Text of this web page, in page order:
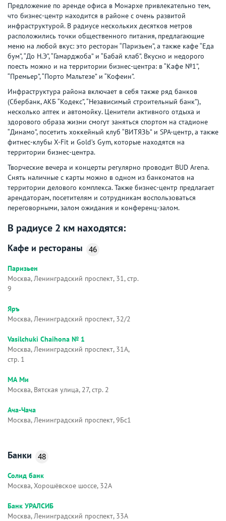
Предложение по аренде офиса в Монархе привлекательно тем,
что бизнес-центр находится в районе с очень развитой
инфраструктурой. В радиусе нескольких десятков метров
расположились точки общественного питания, предлагающие
меню на любой вкус: это ресторан “Паризьен”, а также кафе “Еда
бум”, “До Н.Э”, “Гамарджоба” и “Бабай клаб”. Вкусно и недорого
поесть можно и на территории бизнес-центра: в “Кафе №1”,
“Премьер”, “Порто Мальтезе” и “Кофеин”.
Инфраструктура района включает в себя также ряд банков
(Сбербанк, АКБ “Кодекс”, “Независимый строительный банк”),
несколько аптек и автомойку. Ценители активного отдыха и
здорового образа жизни смогут заняться спортом на стадионе
“Динамо”, посетить хоккейный клуб “ВИТЯЗЬ” и SPA-центр, а также
фитнес-клубы X-Fit и Gold’s Gym, которые находятся на
территории бизнес-центра.
Творческие вечера и концерты регулярно проводит BUD Arena.
Снять наличные с карты можно в одном из банкоматов на
территории делового комплекса. Также бизнес-центр предлагает
арендаторам, посетителям и сотрудникам воспользоваться
переговорными, залом ожидания и конференц-залом.
В радиусе 2 км находятся:
Кафе и рестораны 46
Паризьен
Москва, Ленинградский проспект, 31, стр.
9
Яръ
Москва, Ленинградский проспект, 32/2
Vasilchuki Chaihona № 1
Москва, Ленинградский проспект, 31А,
стр. 1
МА Ми
Москва, Вятская улица, 27, стр. 2
Ача-Чача
Москва, Ленинградский проспект, 9Бс1
Банки 48
Солид банк
Москва, Хорошёвское шоссе, 32А
Банк УРАЛСИБ
Москва, Ленинградский проспект, 33А